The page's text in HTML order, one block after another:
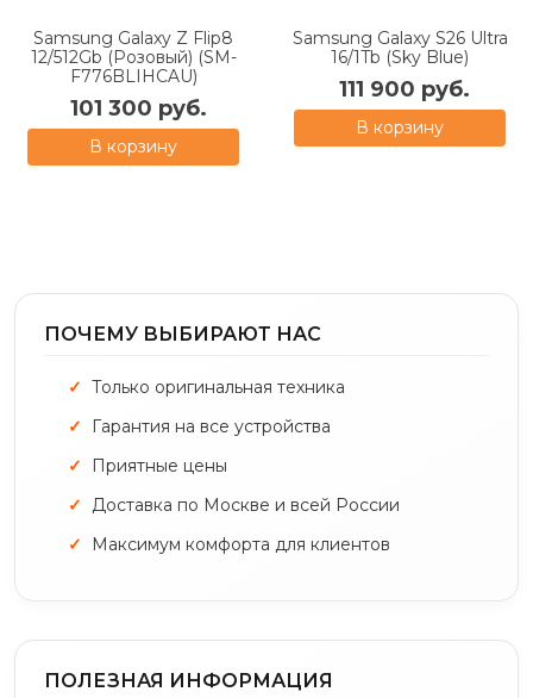
Samsung Galaxy Z Flip8
12/512Gb (Розовый) (SM-
F776BLIHCAU)
101 300 руб.
В корзину
Samsung Galaxy S26 Ultra
16/1Tb (Sky Blue)
111 900 руб.
В корзину
ПОЧЕМУ ВЫБИРАЮТ НАС
Только оригинальная техника
Гарантия на все устройства
Приятные цены
Доставка по Москве и всей России
Максимум комфорта для клиентов
ПОЛЕЗНАЯ ИНФОРМАЦИЯ